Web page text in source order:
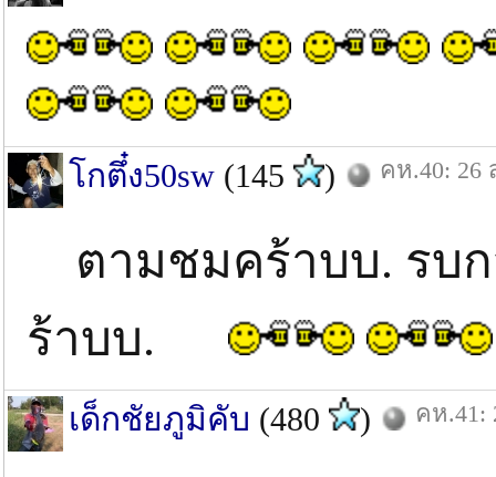
โกตึ๋ง50sw (145 ) คห.40: 26
ตามชมคร้าบบ. รบก
ร้าบบ.
เด็กชัยภูมิคับ (480 ) คห.41: